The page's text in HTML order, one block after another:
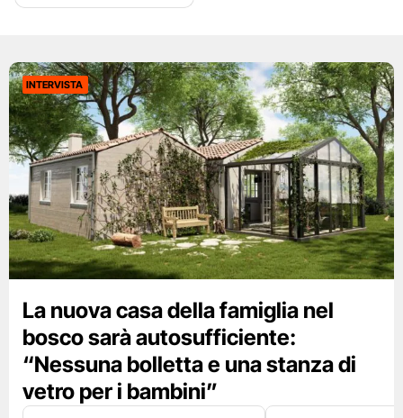
INTERVISTA
La nuova casa della famiglia nel
bosco sarà autosufficiente:
“Nessuna bolletta e una stanza di
vetro per i bambini”